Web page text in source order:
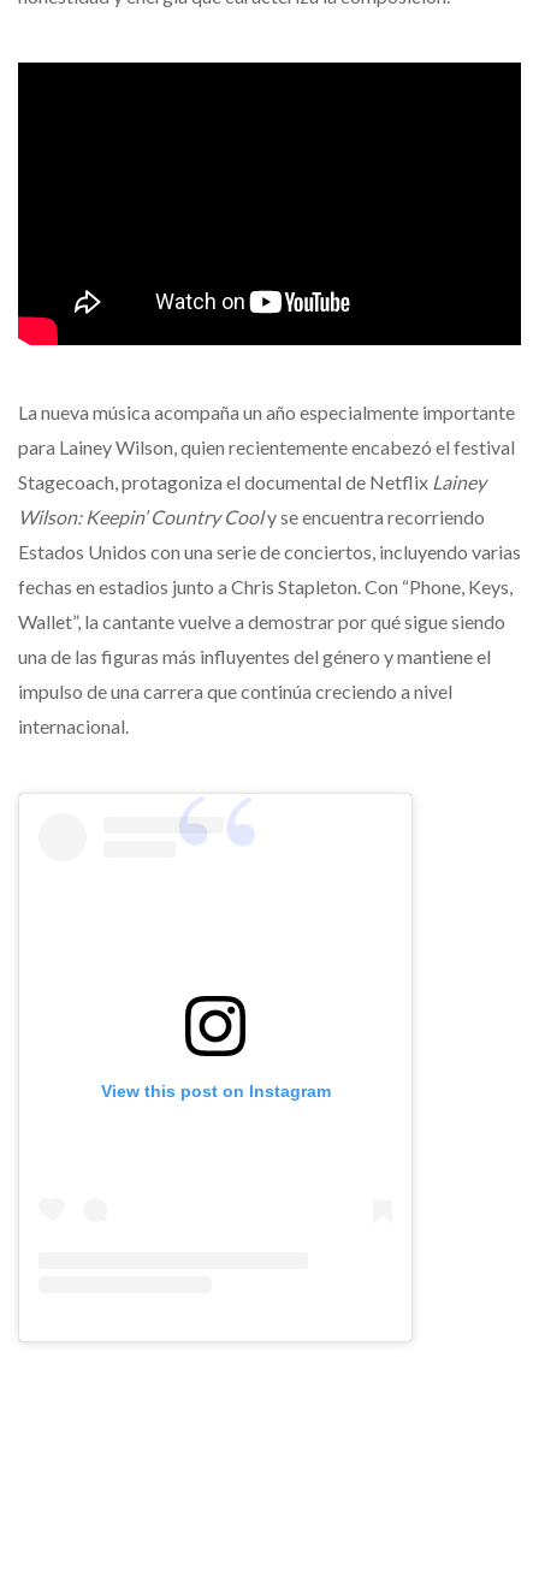
La nueva música acompaña un año especialmente importante
para Lainey Wilson, quien recientemente encabezó el festival
Stagecoach, protagoniza el documental de Netflix Lainey
Wilson: Keepin’ Country Cooly se encuentra recorriendo
Estados Unidos con una serie de conciertos, incluyendo varias
fechas en estadios junto a Chris Stapleton. Con “Phone, Keys,
Wallet”, la cantante vuelve a demostrar por qué sigue siendo
una de las figuras más influyentes del género y mantiene el
impulso de una carrera que continúa creciendo a nivel
internacional.
View this post on Instagram